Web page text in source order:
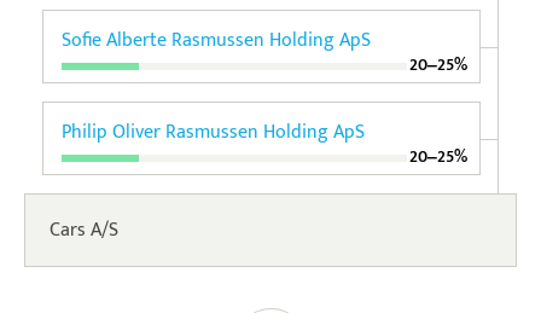
Sofie Alberte Rasmussen Holding ApS
20‒25%
Philip Oliver Rasmussen Holding ApS
20‒25%
Cars A/S